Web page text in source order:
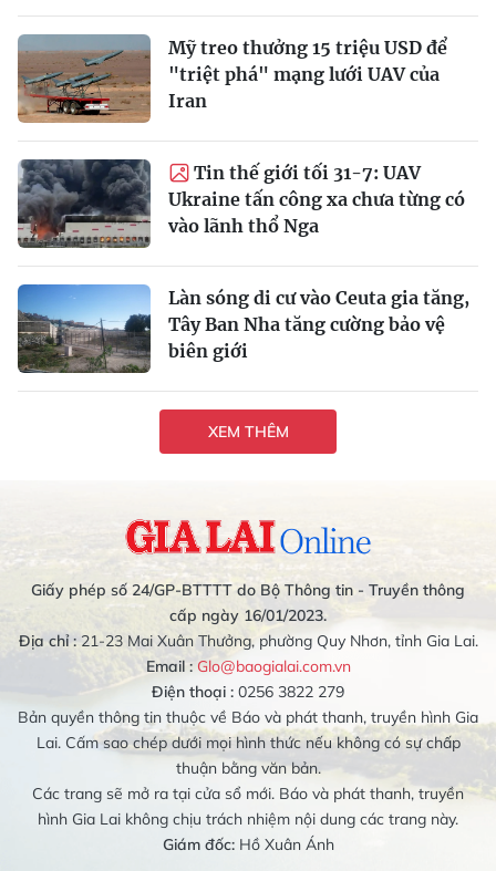
Mỹ treo thưởng 15 triệu USD để
"triệt phá" mạng lưới UAV của
Iran
Tin thế giới tối 31-7: UAV
Ukraine tấn công xa chưa từng có
vào lãnh thổ Nga
Làn sóng di cư vào Ceuta gia tăng,
Tây Ban Nha tăng cường bảo vệ
biên giới
XEM THÊM
Giấy phép số 24/GP-BTTTT do Bộ Thông tin - Truyền thông
cấp ngày 16/01/2023.
Địa chỉ :21-23 Mai Xuân Thưởng, phường Quy Nhơn, tỉnh Gia Lai.
Email : Glo@baogialai.com.vn
Điện thoại : 0256 3822 279
Bản quyền thông tin thuộc về Báo và phát thanh, truyền hình Gia
Lai. Cấm sao chép dưới mọi hình thức nếu không có sự chấp
thuận bằng văn bản.
Các trang sẽ mở ra tại cửa sổ mới. Báo và phát thanh, truyền
hình Gia Lai không chịu trách nhiệm nội dung các trang này.
Giám đốc:Hồ Xuân Ánh